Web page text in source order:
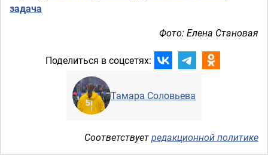
задача
Фото: Елена Становая
Поделиться в соцсетях:
Тамара Соловьева
Соответствуетредакционной политике